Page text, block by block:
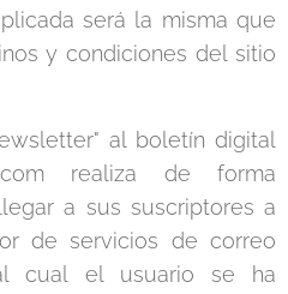
será la misma que
y condiciones del sitio
al boletín digital
realiza de forma
a sus suscriptores a
de servicios de correo
cual el usuario se ha